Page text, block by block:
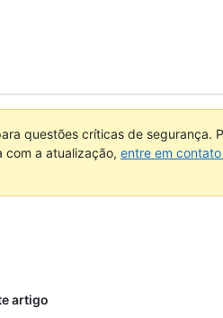
questões críticas de segurança.
com a atualização, entre em
artigo